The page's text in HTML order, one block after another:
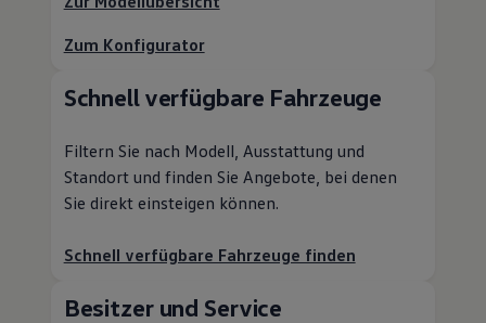
Zum Konfigurator
Schnell verfügbare Fahrzeuge
Filtern Sie nach Modell, Ausstattung und
Standort und finden Sie Angebote, bei denen
Sie direkt einsteigen können.
Schnell verfügbare Fahrzeuge finden
Besitzer und Service